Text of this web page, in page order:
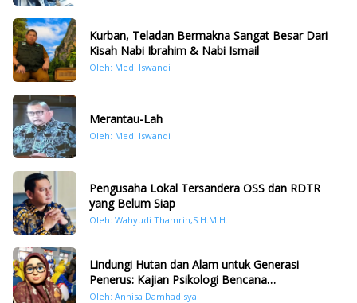
Kurban, Teladan Bermakna Sangat Besar Dari
Kisah Nabi Ibrahim & Nabi Ismail
Oleh: Medi Iswandi
Merantau-Lah
Oleh: Medi Iswandi
Pengusaha Lokal Tersandera OSS dan RDTR
yang Belum Siap
Oleh: Wahyudi Thamrin,S.H.M.H.
Lindungi Hutan dan Alam untuk Generasi
Penerus: Kajian Psikologi Bencana
Hidrometeorologi di Sumatera Pasca Tragedi
Oleh: Annisa Damhadisya